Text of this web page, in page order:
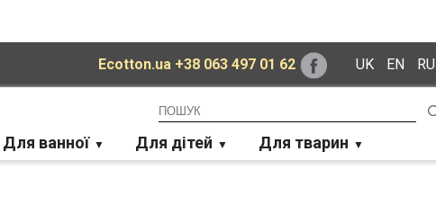
Ecotton.ua +38 063 497 01 62 UK EN RU
Для ванної Для дітей Для тварин